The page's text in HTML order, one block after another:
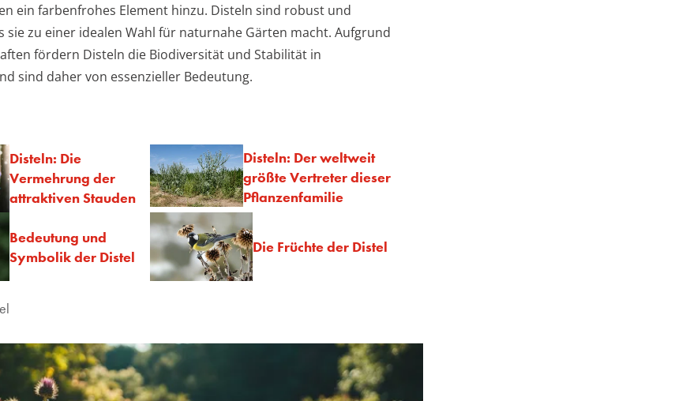
ein farbenfrohes Element hinzu. Disteln sind robust und
sie zu einer idealen Wahl für naturnahe Gärten macht. Aufgrund
fördern Disteln die Biodiversität und Stabilität in
sind daher von essenzieller Bedeutung.
Disteln: Die
Vermehrung der
attraktiven Stauden
Disteln: Der weltweit
größte Vertreter dieser
Pflanzenfamilie
Bedeutung und
Symbolik der Distel
Die Früchte der Distel